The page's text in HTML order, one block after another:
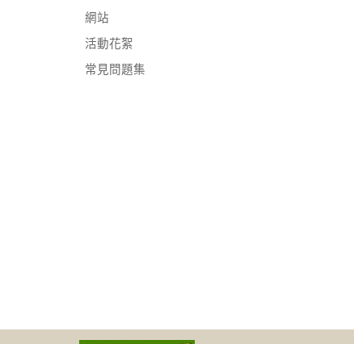
網站
活動花絮
常見問題集